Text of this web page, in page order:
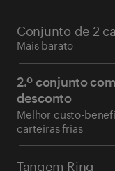
Conjunto de 2
Mais barato
2.º conjunto
desconto
Melhor custo-
carteiras frias
Tangem Ring